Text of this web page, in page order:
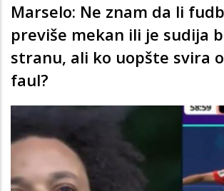
Marselo: Ne znam da li
previše mekan ili je sudija
stranu, ali ko uopšte svira
faul?